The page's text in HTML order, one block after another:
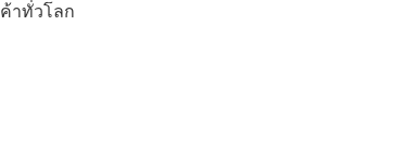
าทั่วโลก